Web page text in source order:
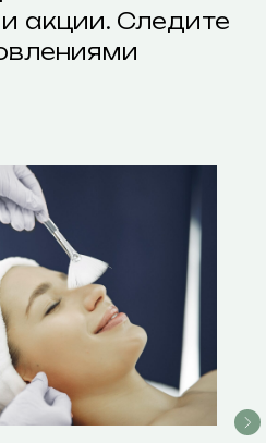
акции. Следите